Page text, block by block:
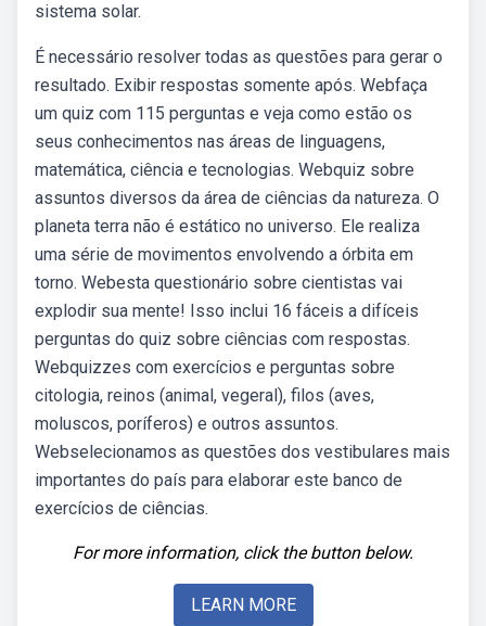
sistema solar.
É necessário resolver todas as questões para gerar o
resultado. Exibir respostas somente após. Webfaça
um quiz com 115 perguntas e veja como estão os
seus conhecimentos nas áreas de linguagens,
matemática, ciência e tecnologias. Webquiz sobre
assuntos diversos da área de ciências da natureza. O
planeta terra não é estático no universo. Ele realiza
uma série de movimentos envolvendo a órbita em
torno. Webesta questionário sobre cientistas vai
explodir sua mente! Isso inclui 16 fáceis a difíceis
perguntas do quiz sobre ciências com respostas.
Webquizzes com exercícios e perguntas sobre
citologia, reinos (animal, vegeral), filos (aves,
moluscos, poríferos) e outros assuntos.
Webselecionamos as questões dos vestibulares mais
importantes do país para elaborar este banco de
exercícios de ciências.
For more information, click the button below.
LEARN MORE